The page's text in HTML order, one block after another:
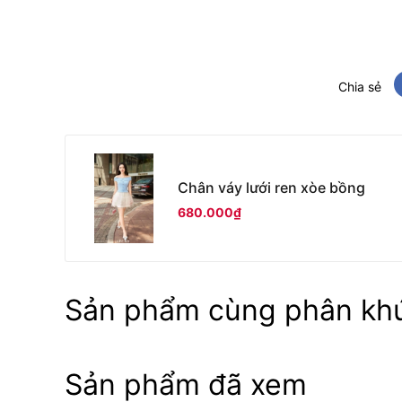
Chia sẻ
Chân váy lưới ren xòe bồng
680.000₫
Sản phẩm cùng phân
Sản phẩm đã xem